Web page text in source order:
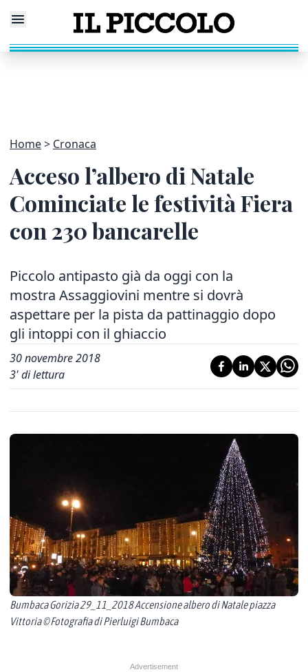
Home Cronaca
Acceso l’albero di Natale
Cominciate le festività Fiera
con 230 bancarelle
Piccolo antipasto già da oggi con la
mostra Assaggiovini mentre si dovrà
aspettare per la pista da pattinaggio dopo
gli intoppi con il ghiaccio
30 novembre 2018
3' di lettura
Bumbaca Gorizia 29_11_2018 Accensione albero di Natale piazza
Vittoria © Fotografia di Pierluigi Bumbaca